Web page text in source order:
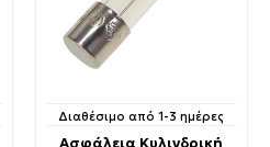
Διαθέσιμο από 1-3 ημέρες
Ασφάλεια Κυλινδρική